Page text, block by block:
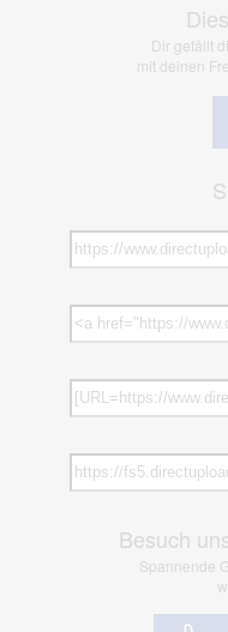
Dir gefällt
mit deinen
Besuch
Spannende